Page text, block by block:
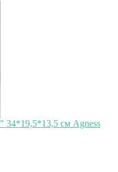
34*19,5*13,5 см Agness